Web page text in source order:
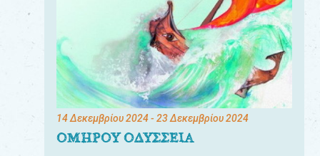
14 Δεκεμβρίου 2024- 23 Δεκεμβρίου 2024
ΟΜΗΡΟΥ ΟΔΥΣΣΕΙΑ